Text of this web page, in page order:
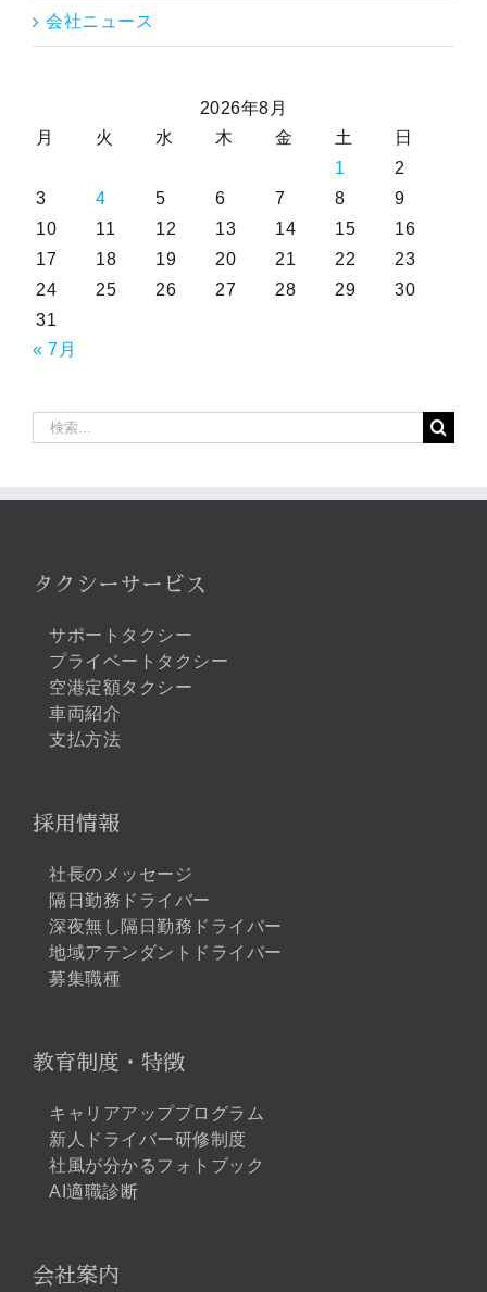
会社ニュース
2026年8月
月
火 水 木 金 土
日
1
2
3
4 5 6 7 8
9
10
11 12 13 14 15
16
17
18 19 20 21 22
23
24
25 26 27 28 29
30
31
« 7月
索
タクシーサービス
サポートタクシー
プライベートタクシー
空港定額タクシー
車両紹介
支払方法
採用情報
社長のメッセージ
隔日勤務ドライバー
深夜無し隔日勤務ドライバー
地域アテンダントドライバー
募集職種
教育制度・特徴
キャリアアッププログラム
新人ドライバー研修制度
社風が分かるフォトブック
AI適職診断
会社案内